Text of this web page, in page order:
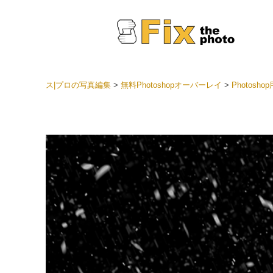
結婚式
ョン全
ベス
セット
モバイ
ス|プロの写真編集> 無料Photoshopオーバーレイ > Photoshop